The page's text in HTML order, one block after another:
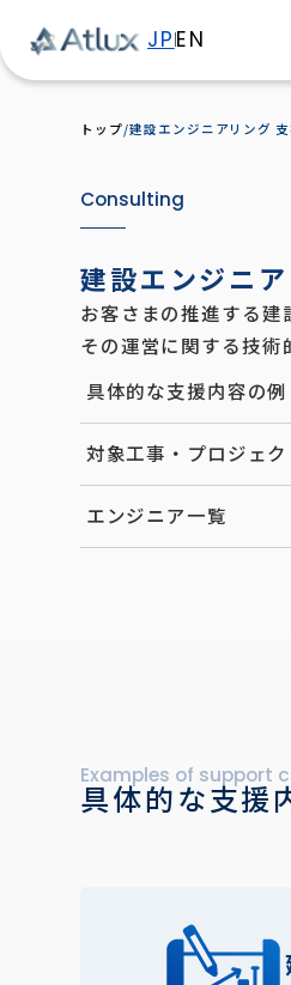
JPEN
トップ 建設エンジニアリング
Consulting
建設エンジニ
お客さまの推進する
その運営に関する技術
具体的な支援内容の例
対象工事・プロジェク
エンジニア一覧
Examples of support
具体的な支援